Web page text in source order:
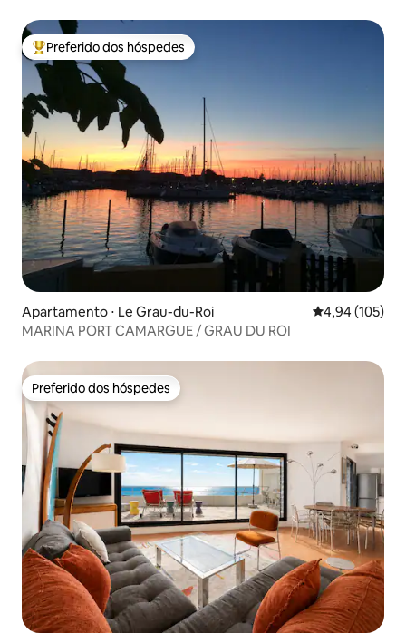
Entre os melhores preferidos dos hóspedes
Preferido dos hóspedes
Apartamento ⋅ Le Grau-du-Roi 4,94 de uma
4,94 (105)
MARINA PORT CAMARGUE / GRAU DU ROI
Preferido dos hóspedes
Preferido dos hóspedes